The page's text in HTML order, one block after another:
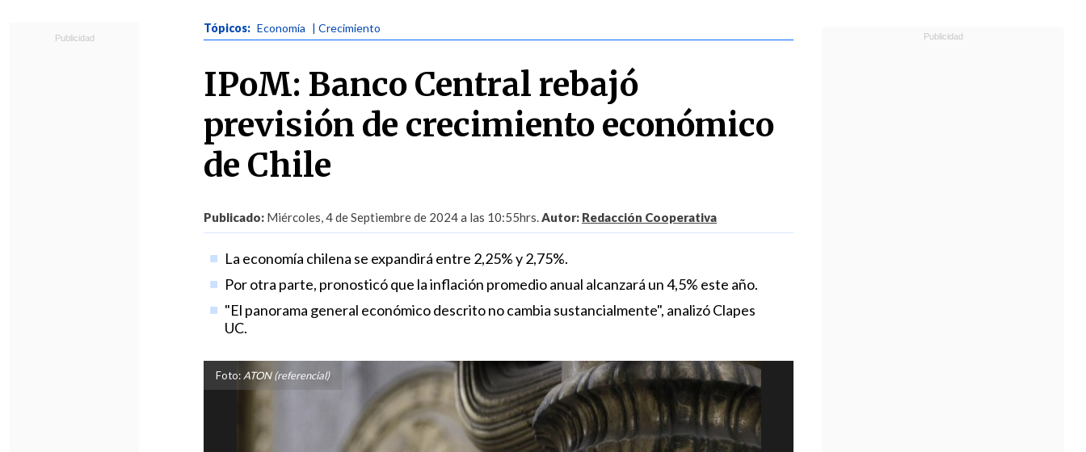
Tópicos: Economía | Crecimiento
IPoM: Banco Central rebajó
previsión de crecimiento económico
de Chile
Publicado: Miércoles, 4 de Septiembre de 2024 a las 10:55hrs.Autor: Redacción Cooperativa
La economía chilena se expandirá entre 2,25% y 2,75%.
Por otra parte, pronosticó que la inflación promedio anual alcanzará un 4,5% este año.
"El panorama general económico descrito no cambia sustancialmente", analizó Clapes
UC.
Foto: ATON (referencial)